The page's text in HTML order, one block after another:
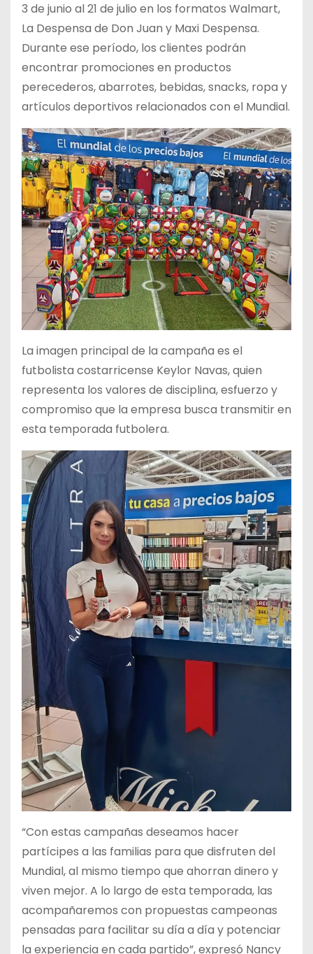
3 de junio al 21 de julio en los formatos Walmart,
La Despensa de Don Juan y Maxi Despensa.
Durante ese período, los clientes podrán
encontrar promociones en productos
perecederos, abarrotes, bebidas, snacks, ropa y
artículos deportivos relacionados con el Mundial.
La imagen principal de la campaña es el
futbolista costarricense Keylor Navas, quien
representa los valores de disciplina, esfuerzo y
compromiso que la empresa busca transmitir en
esta temporada futbolera.
“Con estas campañas deseamos hacer
partícipes a las familias para que disfruten del
Mundial, al mismo tiempo que ahorran dinero y
viven mejor. A lo largo de esta temporada, las
acompañaremos con propuestas campeonas
pensadas para facilitar su día a día y potenciar
la experiencia en cada partido”, expresó Nancy